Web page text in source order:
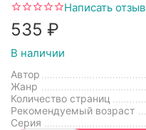
Написать отзыв
‍535‍ ₽
В наличии
Автор
Жанр
Количество страниц
Рекомендуемый возраст
Серия